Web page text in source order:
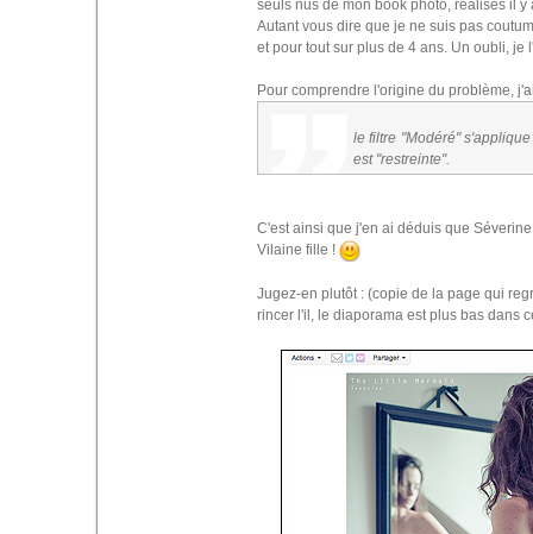
seuls nus de mon book photo, réalisés il
Autant vous dire que je ne suis pas
et pour tout sur plus de 4 ans. Un oubli, je
Pour comprendre l'origine du problème,
le filtre "Modéré"
est "restreinte".
C'est ainsi que j'en ai déduis que
Vilaine fille !
Jugez-en plutôt : (copie de la page qui
rincer l'il, le diaporama est plus bas dans